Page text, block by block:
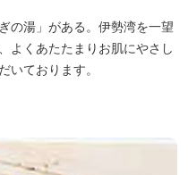
の湯」がある。伊勢湾を一望
よくあたたまりお肌にやさし
いております。